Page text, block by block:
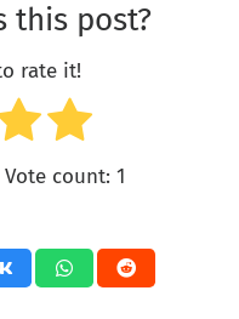
this post?
rate it!
count: 1